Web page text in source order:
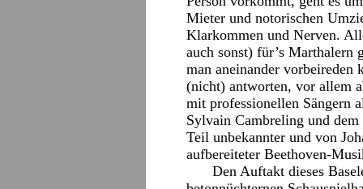
Mieter und notorischen
Klarkommen und Nerven.
auch sonst) für’s Marthalern
man aneinander vorbeireden
(nicht) antworten, vor allem
mit professionellen Sängern
Sylvain Cambreling und
Teil unbekannter und von
aufbereiteter Beethoven-
Den Auftakt dieses